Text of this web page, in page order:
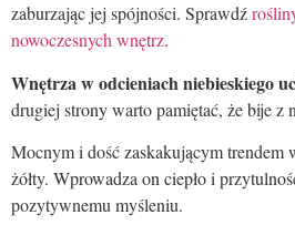
zaburzając jej spójności. Sprawdź
nowoczesnych wnętrz.
Wnętrza w odcieniach niebieskiego
drugiej strony warto pamiętać, że bije z
Mocnym i dość zaskakującym trendem
żółty. Wprowadza on ciepło i
pozytywnemu myśleniu.